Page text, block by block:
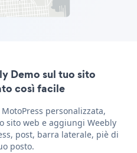
Demo sul tuo sito
così facile
personalizzata,
sito web e aggiungi Weebly
post, barra laterale, piè di
posto.